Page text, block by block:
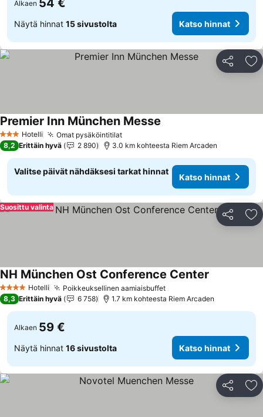
Alkaen 54 €
Näytä hinnat 15 sivustolta Katso hinnat
Jaa
3 Tähtiluokitus
Hotelli Omat pysäköintitilatKatso hinnat
Premier Inn München Messe
8,2 Erittäin hyvä 2 890 3.0 km kohteesta Riem Arcaden
Valitse päivät nähdäksesi tarkat hinnat
Katso hinnat
Jaa
Suosittu valinta
4 Tähtiluokitus
Hotelli Poikkeuksellinen aamiaisbuffetKatso hinnat
NH München Ost Conference Center
8,3 Erittäin hyvä 6 758 1.7 km kohteesta Riem Arcaden
Alkaen 59 €
Näytä hinnat 16 sivustolta Katso hinnat
Jaa